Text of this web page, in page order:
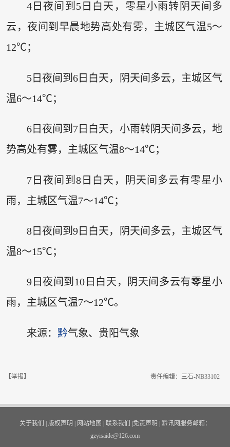
4日夜间到5日白天，零星小雨转阴天间多
云，夜间到早晨地势高处有雾，主城区气温5～
12℃；
5日夜间到6日白天，阴天间多云，主城区气
温6～14℃；
6日夜间到7日白天，小雨转阴天间多云，地
势高处有雾，主城区气温8～14℃；
7日夜间到8日白天，阴天间多云有零星小
雨，主城区气温7～14℃；
8日夜间到9日白天，阴天间多云，主城区气
温8～15℃；
9日夜间到10日白天，阴天间多云有零星小
雨，主城区气温7～12℃。
来源： 黔气象、贵阳气象
【举报】 责任编辑：三石-NB33102
关于我们 版权声明 网站地图 联系我们 免责声明
黔讯网服务邮箱：
gzyisaide@126.com